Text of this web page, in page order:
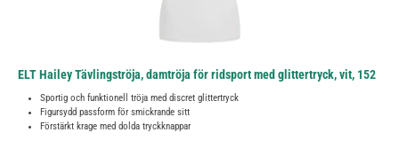
ELT Hailey Tävlingströja, damtröja för ridsport med glittertryck, vit, 152
Sportig och funktionell tröja med discret glittertryck
Figursydd passform för smickrande sitt
Förstärkt krage med dolda tryckknappar